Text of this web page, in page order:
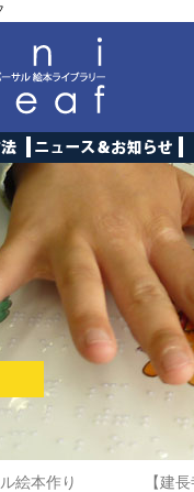
絵本作り 【建